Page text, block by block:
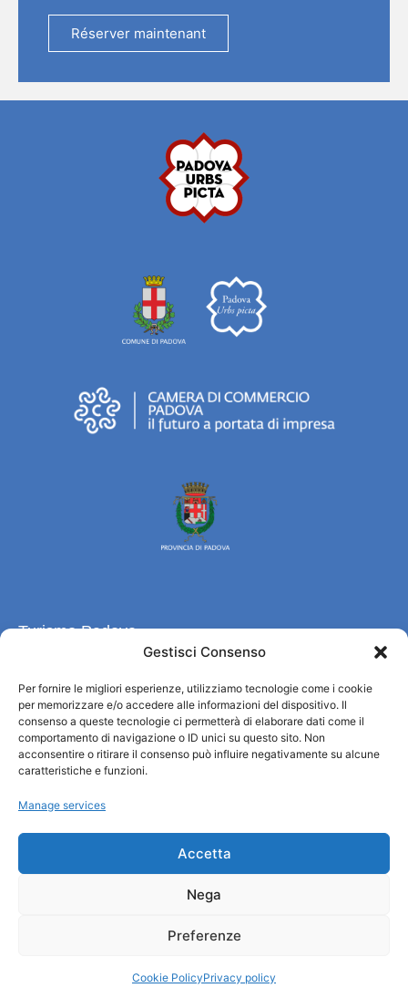
Gestisci Consenso
Per fornire le migliori esperienze, utilizziamo tecnologie come i cookie
per memorizzare e/o accedere alle informazioni del dispositivo. Il
consenso a queste tecnologie ci permetterà di elaborare dati come il
comportamento di navigazione o ID unici su questo sito. Non
acconsentire o ritirare il consenso può influire negativamente su alcune
caratteristiche e funzioni.
Manage services
Accetta
Nega
Preferenze
Cookie PolicyPrivacy policy
Réserver maintenant
Turismo Padova
Information et accueil des tourist / IAT
Privacy policy
Cookie Policy (UE)
Credits
Information